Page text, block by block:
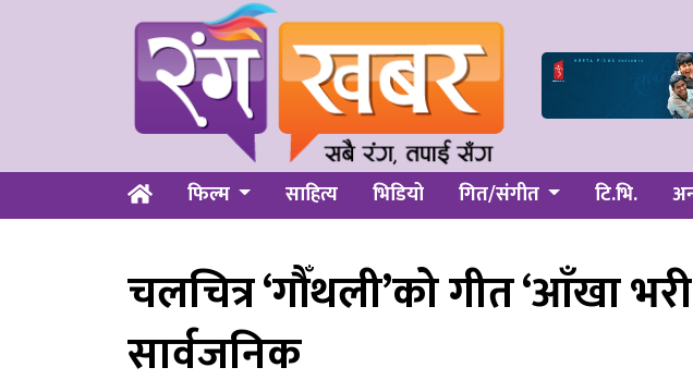
फिल्म साहित्य भिडियो गित/संगीत टि.भि.
चलचित्र ‘गौँथली’को गीत ‘आँखा
सार्वजनिक